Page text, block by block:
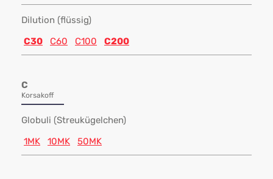
Dilution (flüssig)
C30
C60 C100 C200
C
Korsakoff
Globuli (Streukügelchen)
1MK
10MK 50MK